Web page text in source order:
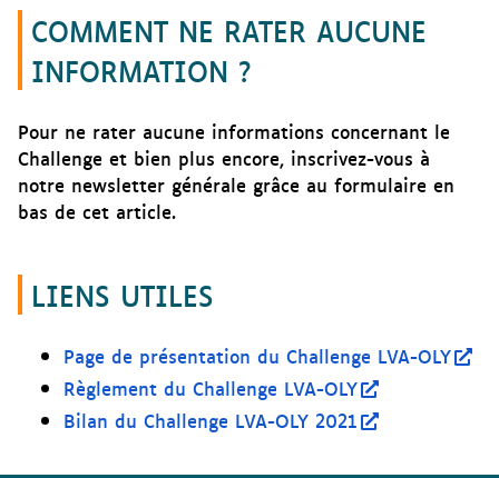
COMMENT NE RATER AUCUNE
INFORMATION ?
Pour ne rater aucune informations concernant le
Challenge et bien plus encore, inscrivez-vous à
notre newsletter générale grâce au formulaire en
bas de cet article.
LIENS UTILES
Page de présentation du Challenge LVA-OLY
Règlement du Challenge LVA-OLY
Bilan du Challenge LVA-OLY 2021